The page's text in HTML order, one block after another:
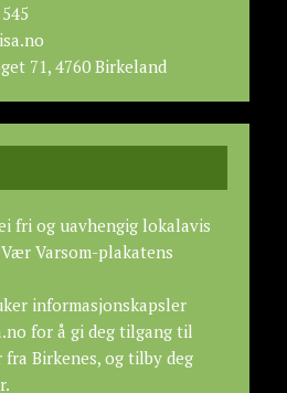
71, 4760 Birkeland
fri og uavhengig lokalavis
Vær Varsom-plakatens
informasjonskapsler
for å gi deg tilgang til
Birkenes, og tilby deg